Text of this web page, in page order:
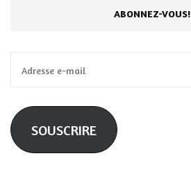
ABONNEZ-VOUS!
e-
mail
SOUSCRIRE